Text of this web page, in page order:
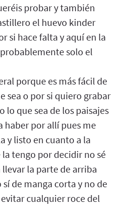
probar y también
el huevo kinder
si hace falta y aquí en la
solo el
porque es más fácil de
sea o por si quiero grabar
lo que sea de los paisajes
haber por allí pues me
y listo en cuanto a la
tengo por decidir no sé
la parte de arriba
de manga corta y no de
cualquier roce del